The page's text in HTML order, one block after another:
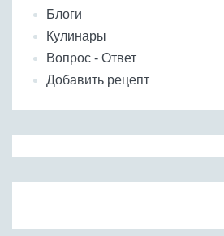
Блоги
Кулинары
Вопрос - Ответ
Добавить рецепт